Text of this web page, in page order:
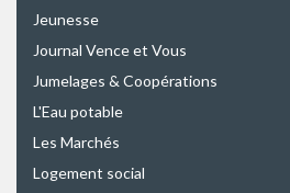
Jeunesse
Journal Vence et Vous
Jumelages & Coopérations
L'Eau potable
Les Marchés
Logement social